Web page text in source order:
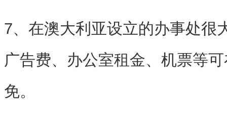
7、在澳大利亚设立的办事处很
广告费、办公室租金、机票等
免。